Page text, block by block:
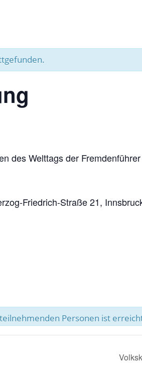
des Welttags der
Friedrich-Straße 21,
Personen ist